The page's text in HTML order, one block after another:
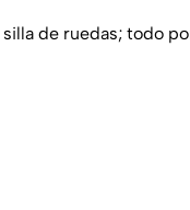
de ruedas; todo